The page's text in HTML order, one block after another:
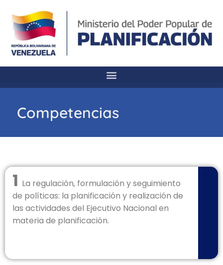
Competencias
1 La regulación, formulación y seguimiento
de políticas: la planificación y realización de
las actividades del Ejecutivo Nacional en
materia de planificación.